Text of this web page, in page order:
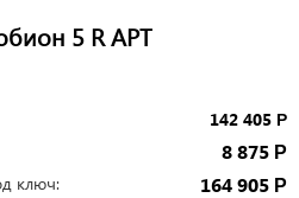
5 R АРТ
142 405 Р
8 875 Р
ключ: 164 905 Р